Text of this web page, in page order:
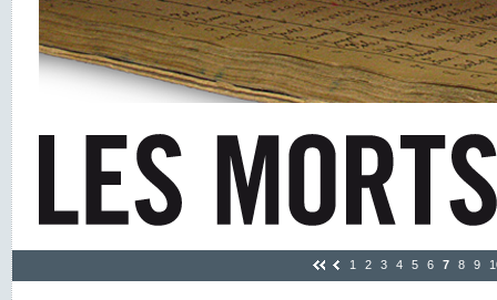
1 2 3 4 5 6 7 8 9